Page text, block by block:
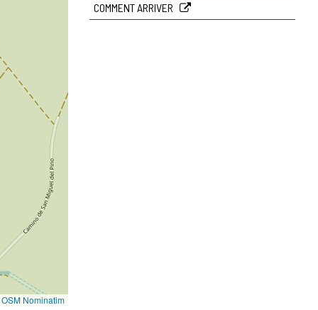
COMMENT ARRIVER
OSM Nominatim